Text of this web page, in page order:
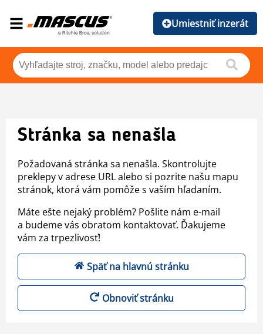
Umiestniť inzerát
Stránka sa nenašla
Požadovaná stránka sa nenašla. Skontrolujte
preklepy v adrese URL alebo si pozrite našu mapu
stránok, ktorá vám pomôže s vaším hľadaním.
Máte ešte nejaký problém? Pošlite nám e-mail
a budeme vás obratom kontaktovať. Ďakujeme
vám za trpezlivosť!
Späť na hlavnú stránku
Obnoviť stránku